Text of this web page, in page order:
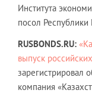
Института
посол
RUSBONDS.RU:
выпуск
зарегистрировал
компания